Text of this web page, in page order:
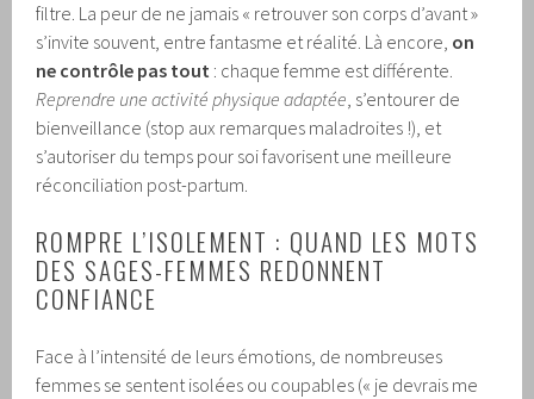
filtre. La peur de ne jamais « retrouver son corps d’avant »
s’invite souvent, entre fantasme et réalité. Là encore, on
ne contrôle pas tout : chaque femme est différente.
Reprendre une activité physique adaptée, s’entourer de
bienveillance (stop aux remarques maladroites !), et
s’autoriser du temps pour soi favorisent une meilleure
réconciliation post-partum.
ROMPRE L’ISOLEMENT : QUAND LES MOTS
DES SAGES-FEMMES REDONNENT
CONFIANCE
Face à l’intensité de leurs émotions, de nombreuses
femmes se sentent isolées ou coupables (« je devrais me